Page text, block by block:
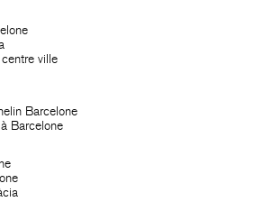
ville
Barcelone
Barcelone